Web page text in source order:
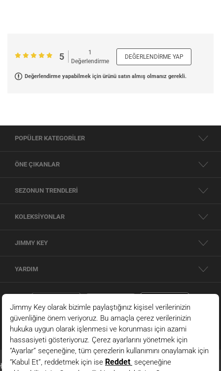
5
1
Değerlendirme
DEĞERLENDIRME YAP
Değerlendirme yapabilmek için ürünü satın almış olmanız gerekli.
POPÜLER KATEGORİLER
ÖNE ÇIKANLAR
SEZONUN TRENDLERİ
KOLEKSİYONLAR
JIMMY KEY
YARDIM